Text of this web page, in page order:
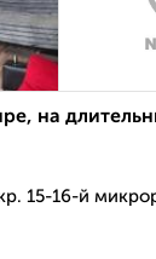
на
15-16-й